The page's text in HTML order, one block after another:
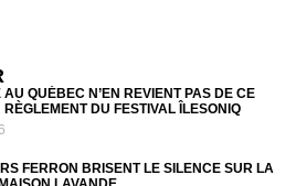
AU QUÉBEC N’EN REVIENT PAS DE CE
RÈGLEMENT DU FESTIVAL ÎLESONIQ
FERRON BRISENT LE SILENCE SUR LA